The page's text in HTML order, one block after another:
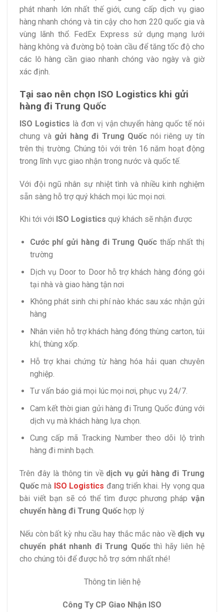
phát nhanh lớn nhất thế giới, cung cấp dịch vụ giao
hàng nhanh chóng và tin cậy cho hơn 220 quốc gia và
vùng lãnh thổ. FedEx Express sử dụng mạng lưới
hàng không và đường bộ toàn cầu để tăng tốc độ cho
các lô hàng cần giao nhanh chóng vào ngày và giờ
xác định.
Tại sao nên chọn ISO Logistics khi gửi
hàng đi Trung Quốc
ISO Logistics là đơn vị vận chuyển hàng quốc tế nói
chung và gửi hàng đi Trung Quốc nói riêng uy tín
trên thị trường. Chúng tôi với trên 16 năm hoạt động
trong lĩnh vực giao nhận trong nước và quốc tế.
Với đội ngũ nhân sự nhiệt tình và nhiều kinh nghiệm
sẵn sàng hỗ trợ quý khách mọi lúc mọi nơi.
Khi tới với ISO Logistics quý khách sẽ nhận được
Cước phí gửi hàng đi Trung Quốcthấp nhất thị
trường
Dịch vụ Door to Door hỗ trợ khách hàng đóng gói
tại nhà và giao hàng tận nơi
Không phát sinh chi phí nào khác sau xác nhận gửi
hàng
Nhân viên hỗ trợ khách hàng đóng thùng carton, túi
khí, thùng xốp.
Hỗ trợ khai chứng từ hàng hóa hải quan chuyên
nghiệp.
Tư vấn báo giá mọi lúc mọi nơi, phục vụ 24/7.
Cam kết thời gian gửi hàng đi Trung Quốc đúng với
dịch vụ mà khách hàng lựa chọn.
Cung cấp mã Tracking Number theo dõi lộ trình
hàng đi minh bạch.
Trên đây là thông tin về dịch vụ gửi hàng đi Trung
Quốc mà ISO Logistics đang triển khai. Hy vọng qua
bài viết bạn sẽ có thể tìm được phương pháp vận
chuyển hàng đi Trung Quốc hợp lý
Nếu còn bất kỳ nhu cầu hay thắc mắc nào về dịch vụ
chuyển phát nhanh đi Trung Quốcthì hãy liên hệ
cho chúng tôi để được hỗ trợ sớm nhất nhé!
Thông tin liên hệ
Công Ty CP Giao Nhận ISO